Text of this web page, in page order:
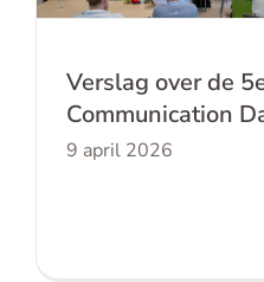
Verslag over de
Communication
9 april 2026